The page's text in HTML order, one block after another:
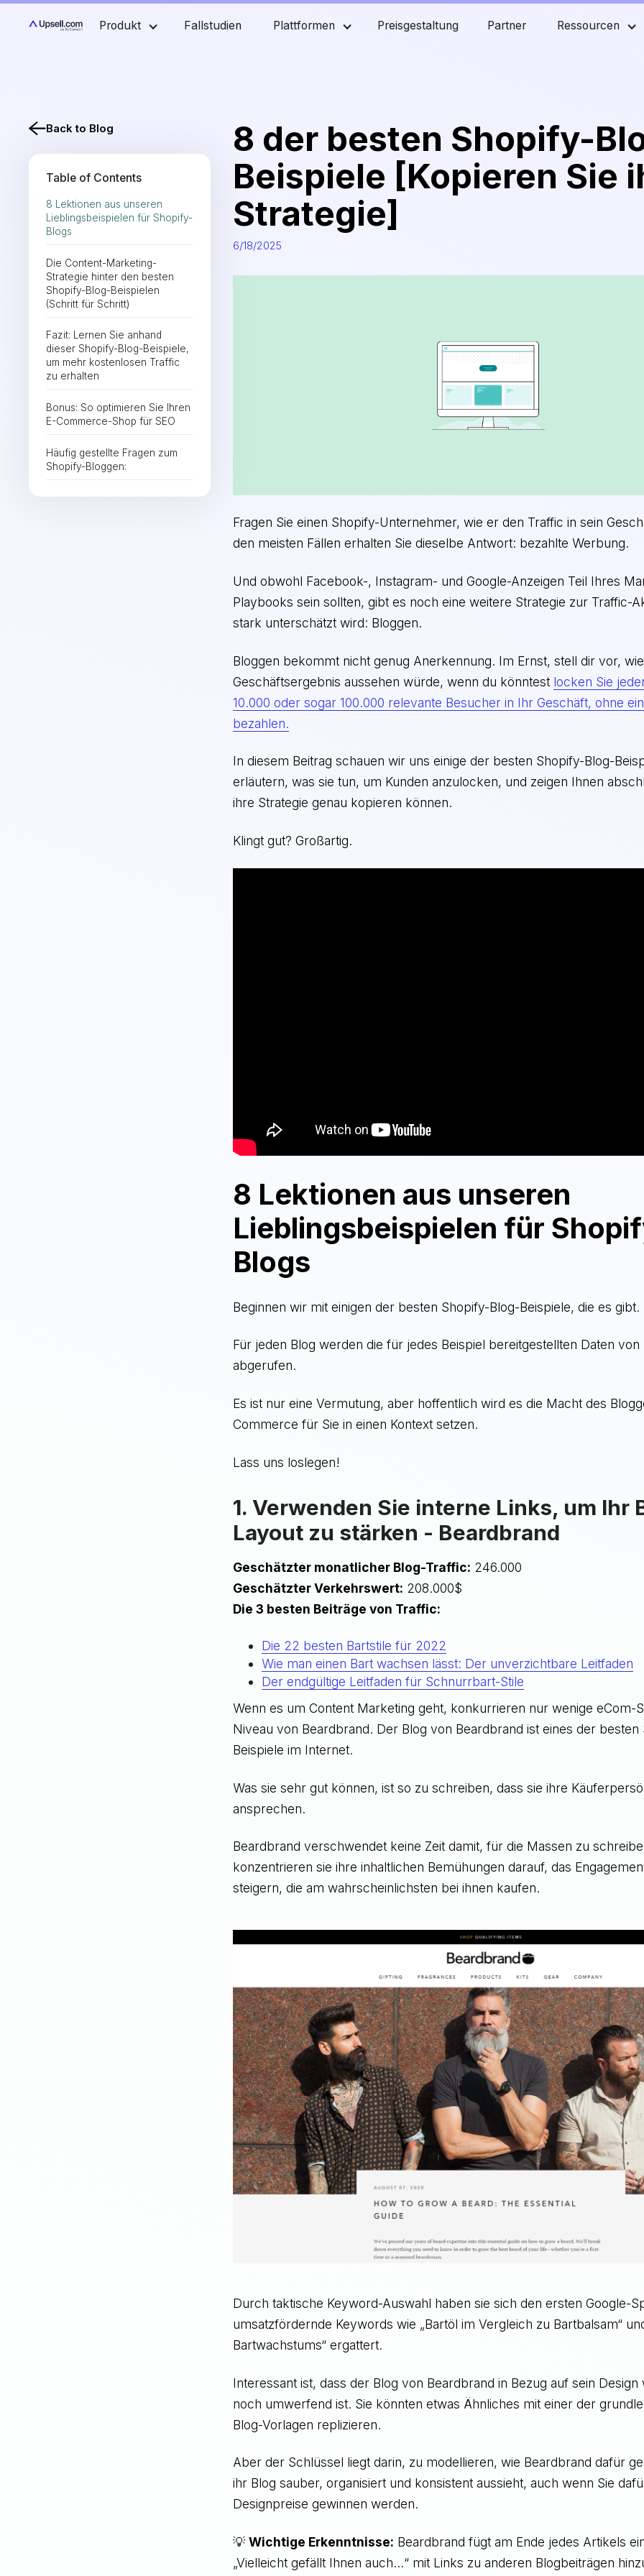
Produkt Fallstudien Plattformen Preisgestaltung Partner Ressourcen
Back to Blog
Table of Contents
8 Lektionen aus unseren
Lieblingsbeispielen für Shopify-
Blogs
Die Content-Marketing-
Strategie hinter den besten
Shopify-Blog-Beispielen
(Schritt für Schritt)
Fazit: Lernen Sie anhand
dieser Shopify-Blog-Beispiele,
um mehr kostenlosen Traffic
zu erhalten
Bonus: So optimieren Sie Ihren
E-Commerce-Shop für SEO
Häufig gestellte Fragen zum
Shopify-Bloggen:
8 der besten Shopify-
Beispiele [Kopieren Sie
Strategie]
6/18/2025
Fragen Sie einen Shopify-Unternehmer, wie er den Traffic in sein
den meisten Fällen erhalten Sie dieselbe Antwort: bezahlte Werbung.
Und obwohl Facebook-, Instagram- und Google-Anzeigen Teil Ihres
Playbooks sein sollten, gibt es noch eine weitere Strategie zur Traffic-
stark unterschätzt wird: Bloggen.
Bloggen bekommt nicht genug Anerkennung. Im Ernst, stell dir vor,
Geschäftsergebnis aussehen würde, wenn du könntest locken Sie
10.000 oder sogar 100.000 relevante Besucher in Ihr Geschäft, ohne
bezahlen.
In diesem Beitrag schauen wir uns einige der besten Shopify-Blog-
erläutern, was sie tun, um Kunden anzulocken, und zeigen Ihnen
ihre Strategie genau kopieren können.
Klingt gut? Großartig.
8 Lektionen aus unseren
Lieblingsbeispielen für
Blogs
Beginnen wir mit einigen der besten Shopify-Blog-Beispiele, die es gibt.
Für jeden Blog werden die für jedes Beispiel bereitgestellten Daten
abgerufen.
Es ist nur eine Vermutung, aber hoffentlich wird es die Macht des
Commerce für Sie in einen Kontext setzen.
Lass uns loslegen!
1. Verwenden Sie interne Links, um Ihr
Layout zu stärken - Beardbrand
Geschätzter monatlicher Blog-Traffic: 246.000
Geschätzter Verkehrswert: 208.000$
Die 3 besten Beiträge von Traffic:
Die 22 besten Bartstile für 2022
Wie man einen Bart wachsen lässt: Der unverzichtbare Leitfaden
Der endgültige Leitfaden für Schnurrbart-Stile
Wenn es um Content Marketing geht, konkurrieren nur wenige eCom-
Niveau von Beardbrand. Der Blog von Beardbrand ist eines der
Beispiele im Internet.
Was sie sehr gut können, ist so zu schreiben, dass sie ihre
ansprechen.
Beardbrand verschwendet keine Zeit damit, für die Massen zu
konzentrieren sie ihre inhaltlichen Bemühungen darauf, das
steigern, die am wahrscheinlichsten bei ihnen kaufen.
Durch taktische Keyword-Auswahl haben sie sich den ersten Google-
umsatzfördernde Keywords wie „Bartöl im Vergleich zu Bartbalsam“
Bartwachstums“ ergattert.
Interessant ist, dass der Blog von Beardbrand in Bezug auf sein Design
noch umwerfend ist. Sie könnten etwas Ähnliches mit einer der
Blog-Vorlagen replizieren.
Aber der Schlüssel liegt darin, zu modellieren, wie Beardbrand dafür
ihr Blog sauber, organisiert und konsistent aussieht, auch wenn Sie
Designpreise gewinnen werden.
💡Wichtige Erkenntnisse: Beardbrand fügt am Ende jedes Artikels
„Vielleicht gefällt Ihnen auch...“ mit Links zu anderen Blogbeiträgen